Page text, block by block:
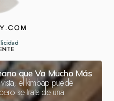
que Va Mucho Más
el kimbap puede
se trata de una